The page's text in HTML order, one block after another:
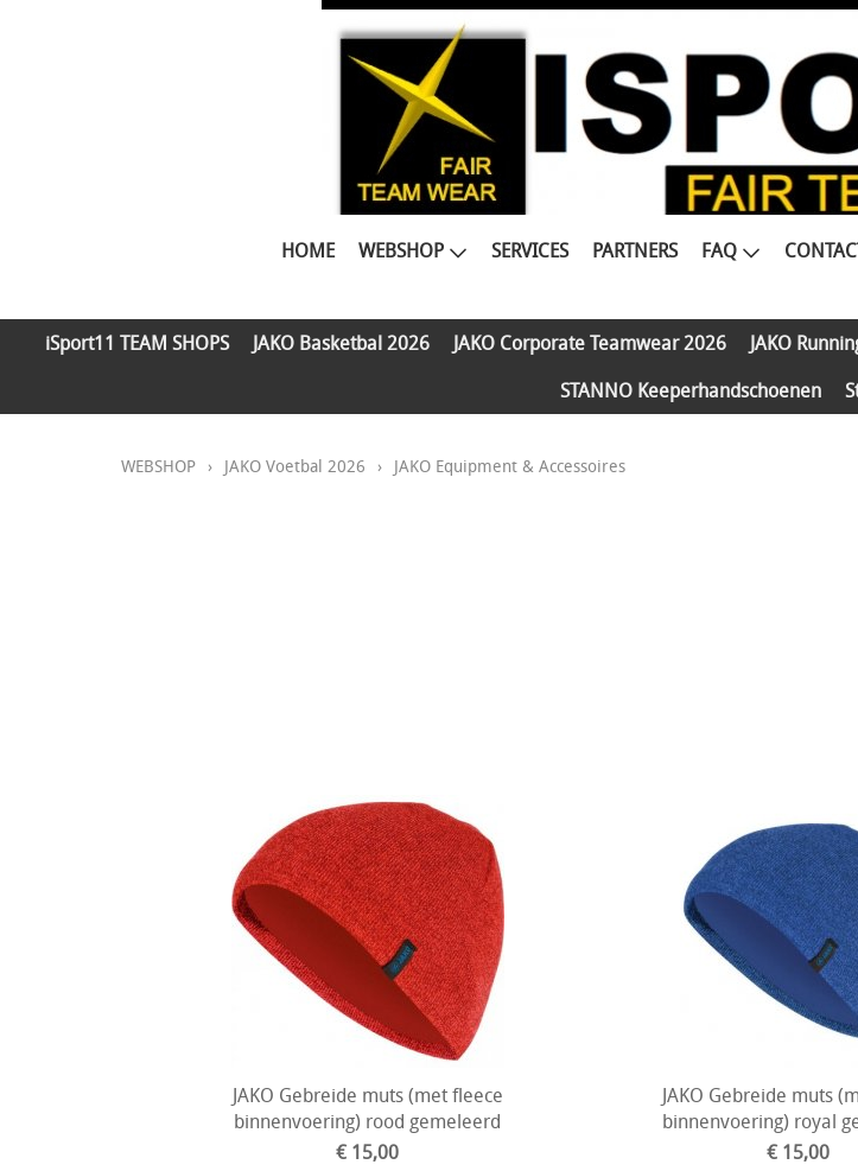
HOME WEBSHOP SERVICES PARTNERS FAQ
iSport11 TEAM SHOPS
JAKO Basketbal 2026 JAKO Corporate Teamwear 2026 JAKO
STANNO Keeperhandschoenen
WEBSHOP › JAKO Voetbal 2026 › JAKO Equipment & Accessoires
JAKO Gebreide muts (met fleece
binnenvoering) rood gemeleerd
€ 15,00
JAKO Gebreide muts
binnenvoering) royal
€ 15,00